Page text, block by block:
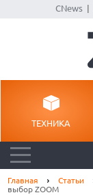
CNews|
ТЕХНИКА
Главная Статьи
выбор ZOOM